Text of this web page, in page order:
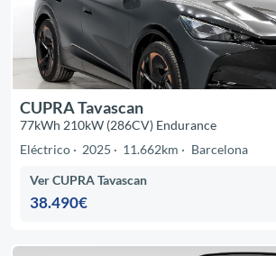
CUPRA Tavascan
77kWh 210kW (286CV) Endurance
Eléctrico
2025 11.662km Barcelona
Ver CUPRA Tavascan
38.490€